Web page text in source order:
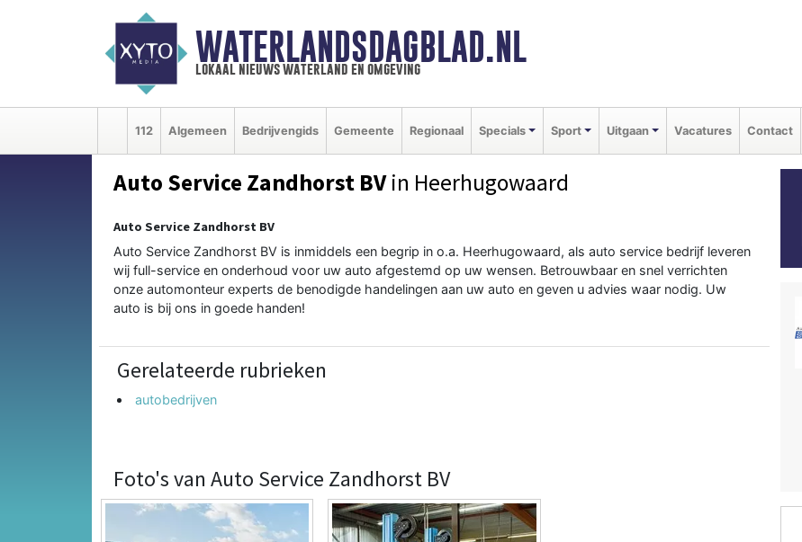
WATERLANDSDAGBLAD.NL
lokaal nieuws waterland en omgeving
112 Algemeen Bedrijvengids Gemeente Regionaal Specials Sport Uitgaan Vacatures Contact
Auto Service Zandhorst BVin Heerhugowaard
Auto Service Zandhorst BV
Auto Service Zandhorst BV is inmiddels een begrip in o.a. Heerhugowaard, als auto service bedrijf leveren
wij full-service en onderhoud voor uw auto afgestemd op uw wensen. Betrouwbaar en snel verrichten
onze automonteur experts de benodigde handelingen aan uw auto en geven u advies waar nodig. Uw
auto is bij ons in goede handen!
Gerelateerde rubrieken
autobedrijven
Foto's van Auto Service Zandhorst BV